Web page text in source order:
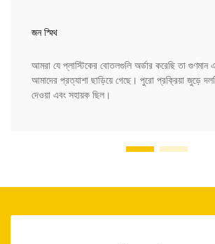
জন স্মিথ
আমরা যে প্লাস্টিকের বোতলগুলি অর্ডার করেছি তা গুণমান
আমাদের প্রত্যাশা ছাড়িয়ে গেছে। পুরো প্রক্রিয়া জুড়ে
দেওয়া এবং সহায়ক ছিল।